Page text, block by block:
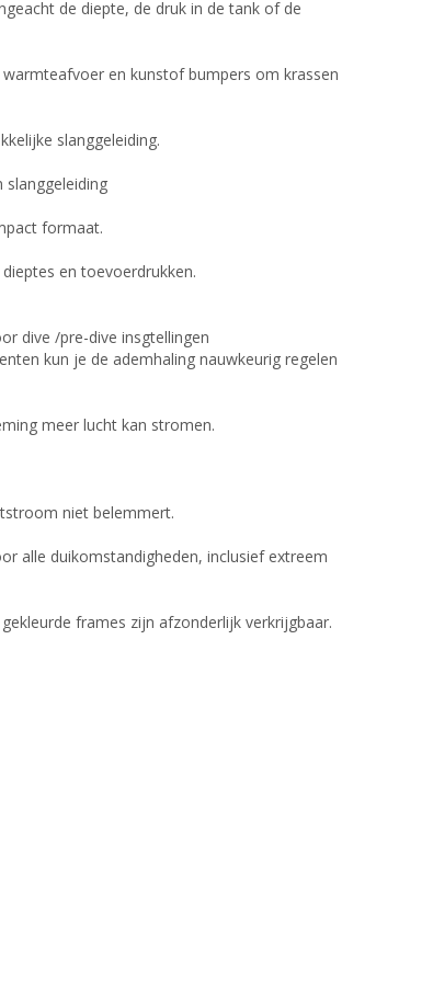
de diepte, de druk in de tank of de
en kunstof bumpers om krassen
slanggeleiding.
formaat.
en toevoerdrukken.
dive /pre-dive insgtellingen
kun je de ademhaling nauwkeurig regelen
meer lucht kan stromen.
niet belemmert.
alle duikomstandigheden, inclusief extreem
frames zijn afzonderlijk verkrijgbaar.